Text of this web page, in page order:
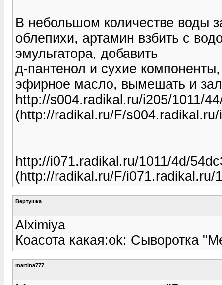
В небольшом количестве воды
облепихи, артамин взбить с
эмульгатора, добавить
д-пантенол и сухие
эфирное масло, вымешать и
http://s004.radikal.ru/i205/1011/
(http://radikal.ru/F/
http://i071.radikal.ru/1011/4d/
(http://radikal.ru/F/i071.radikal.ru/
Вертушка
Alximiya
Коасота какая:ok: Сыворотка
martina777